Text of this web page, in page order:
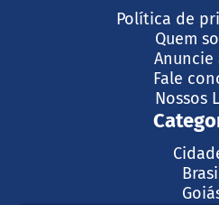
Política de
Quem
Anuncie
Fale
Nossos